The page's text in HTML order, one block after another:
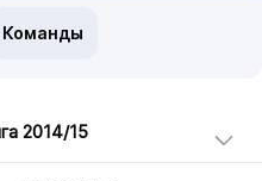
Команды
2014/15